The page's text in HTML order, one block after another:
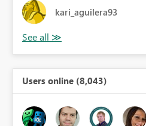
kari_aguilera93
Users online (8,043)